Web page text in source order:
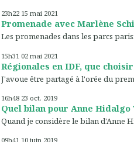
23h22 15 mai 2021
Promenade avec Marlène
Les promenades dans les parcs
15h31 02 mai 2021
Régionales en IDF, que choisir
J'avoue être partagé à l'orée du
16h48 23 oct. 2019
Quel bilan pour Anne Hidalgo
Quand je considère le bilan d'Anne
09h41 10 juin 2019